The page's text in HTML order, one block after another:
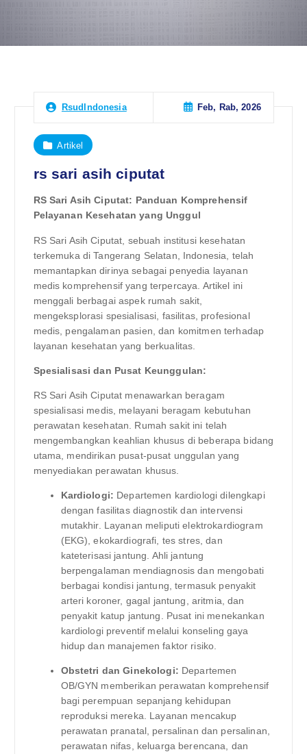
RsudIndonesia Feb, Rab, 2026
Artikel
rs sari asih ciputat
RS Sari Asih Ciputat: Panduan Komprehensif
Pelayanan Kesehatan yang Unggul
RS Sari Asih Ciputat, sebuah institusi kesehatan
terkemuka di Tangerang Selatan, Indonesia, telah
memantapkan dirinya sebagai penyedia layanan
medis komprehensif yang terpercaya. Artikel ini
menggali berbagai aspek rumah sakit,
mengeksplorasi spesialisasi, fasilitas, profesional
medis, pengalaman pasien, dan komitmen terhadap
layanan kesehatan yang berkualitas.
Spesialisasi dan Pusat Keunggulan:
RS Sari Asih Ciputat menawarkan beragam
spesialisasi medis, melayani beragam kebutuhan
perawatan kesehatan. Rumah sakit ini telah
mengembangkan keahlian khusus di beberapa bidang
utama, mendirikan pusat-pusat unggulan yang
menyediakan perawatan khusus.
Kardiologi: Departemen kardiologi dilengkapi
dengan fasilitas diagnostik dan intervensi
mutakhir. Layanan meliputi elektrokardiogram
(EKG), ekokardiografi, tes stres, dan
kateterisasi jantung. Ahli jantung
berpengalaman mendiagnosis dan mengobati
berbagai kondisi jantung, termasuk penyakit
arteri koroner, gagal jantung, aritmia, dan
penyakit katup jantung. Pusat ini menekankan
kardiologi preventif melalui konseling gaya
hidup dan manajemen faktor risiko.
Obstetri dan Ginekologi: Departemen
OB/GYN memberikan perawatan komprehensif
bagi perempuan sepanjang kehidupan
reproduksi mereka. Layanan mencakup
perawatan pranatal, persalinan dan persalinan,
perawatan nifas, keluarga berencana, dan